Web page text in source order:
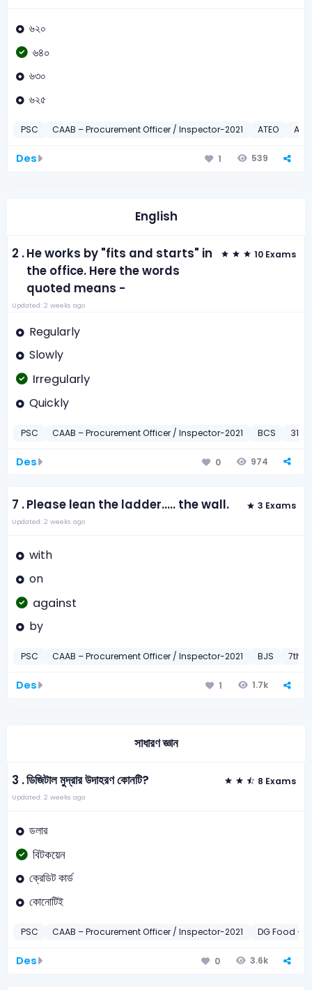
৬২০
৬৪০
৬৩০
৬২৫
PSC CAAB – Procurement Officer / Inspector-2021 ATEO
Des 1 539
English
2 .He works by "fits and starts" in
the office. Here the words
quoted means -
10 Exams
Updated: 2 weeks ago
Regularly
Slowly
Irregularly
Quickly
PSC CAAB – Procurement Officer / Inspector-2021 BCS 31st
Des 0 974
7 .Please lean the ladder..... the wall. 3 Exams
Updated: 2 weeks ago
with
on
against
by
PSC CAAB – Procurement Officer / Inspector-2021 BJS 7th
Des 1 1.7k
সাধারণ জ্ঞান
3 .ডিজিটাল মুদ্রার উদাহরণ কোনটি? 8 Exams
Updated: 2 weeks ago
ডলার
বিটকয়েন
ক্রেডিট কার্ড
কোনোটিই
PSC CAAB – Procurement Officer / Inspector-2021 DG Food –
Des 0 3.6k